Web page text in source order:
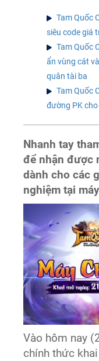
Tam Quốc
siêu code giá
Tam Quốc
ẩn vùng cát
quân tài ba
Tam Quốc
đường PK
Nhanh tay
để nhận được
dành cho các
nghiệm tại
Vào hôm nay
chính thức